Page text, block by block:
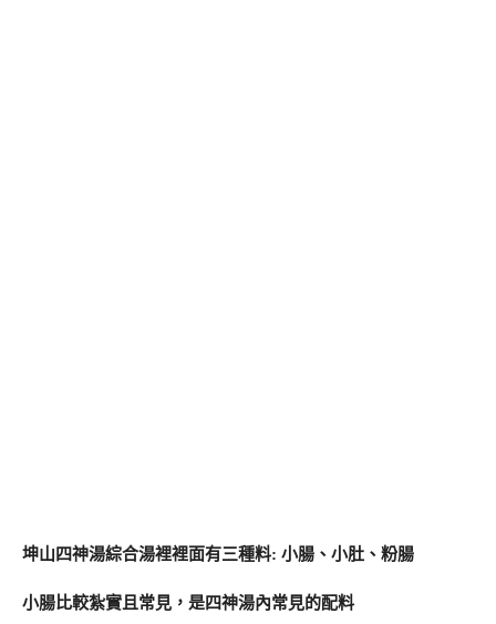
坤山四神湯綜合湯裡裡面有三種料: 小腸、小肚、粉腸
小腸比較紮實且常見，是四神湯內常見的配料